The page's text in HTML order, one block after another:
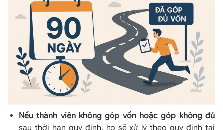
Nếu thành viên không góp vốn hoặc góp không đủ
sau thời hạn quy định, họ sẽ xử lý theo quy định tại